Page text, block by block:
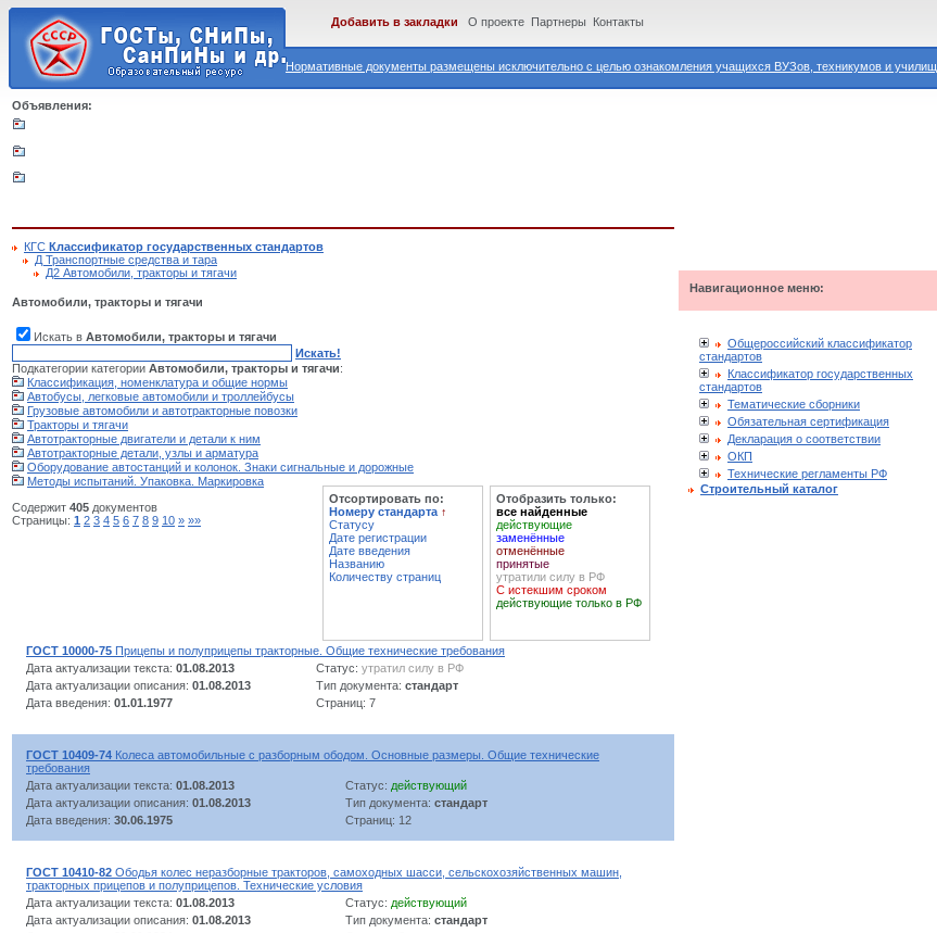
Нормативные документы размещены исключительно с целью ознакомления учащихся ВУЗов, техникумов и училищ.
Добавить в закладки О проекте Партнеры Контакты
Объявления:
КГС Классификатор государственных стандартов
Д Транспортные средства и тара
Д2 Автомобили, тракторы и тягачи
Автомобили, тракторы и тягачи
Искать в Автомобили, тракторы и тягачи
Искать!
Подкатегории категории Автомобили, тракторы и тягачи:
Классификация, номенклатура и общие нормы
Автобусы, легковые автомобили и троллейбусы
Грузовые автомобили и автотракторные повозки
Тракторы и тягачи
Автотракторные двигатели и детали к ним
Автотракторные детали, узлы и арматура
Оборудование автостанций и колонок. Знаки сигнальные и дорожные
Методы испытаний. Упаковка. Маркировка
Содержит 405 документов
Страницы: 1 2 3 4 5 6 7 8 9 10 » »»
Отсортировать по:
Номеру стандарта ↑
Статусу
Дате регистрации
Дате введения
Названию
Количеству страниц
Отобразить только:
все найденные
действующие
заменённые
отменённые
принятые
утратили силу в РФ
С истекшим сроком
действующие только в РФ
ГОСТ 10000-75 Прицепы и полуприцепы тракторные. Общие технические требования
Дата актуализации текста: 01.08.2013 Статус: утратил силу в РФ
Дата актуализации описания: 01.08.2013 Тип документа: стандарт
Дата введения: 01.01.1977 Страниц: 7
ГОСТ 10409-74 Колеса автомобильные с разборным ободом. Основные размеры. Общие технические
требования
Дата актуализации текста: 01.08.2013 Статус: действующий
Дата актуализации описания: 01.08.2013 Тип документа: стандарт
Дата введения: 30.06.1975 Страниц: 12
ГОСТ 10410-82 Ободья колес неразборные тракторов, самоходных шасси, сельскохозяйственных машин,
тракторных прицепов и полуприцепов. Технические условия
Дата актуализации текста: 01.08.2013 Статус: действующий
Дата актуализации описания: 01.08.2013 Тип документа: стандарт
Навигационное меню:
Общероссийский классификатор
стандартов
Классификатор государственных
стандартов
Тематические сборники
Обязательная сертификация
Декларация о соответствии
ОКП
Технические регламенты РФ
Строительный каталог